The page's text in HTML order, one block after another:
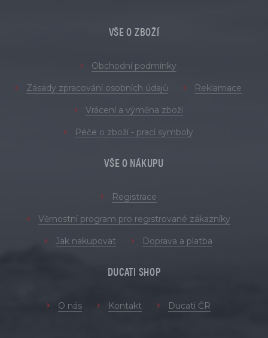
VŠE O ZBOŽÍ
Obchodní podmínky
Zásady zpracování osobních údajů Reklamace
Vrácení a výměna zboží
Péče o zboží - prací symboly
VŠE O NÁKUPU
Registrace
Věrnostní program pro registrované zákazníky
Jak nakupovat Doprava a platba
DUCATI SHOP
O nás Kontakt Ducati ČR